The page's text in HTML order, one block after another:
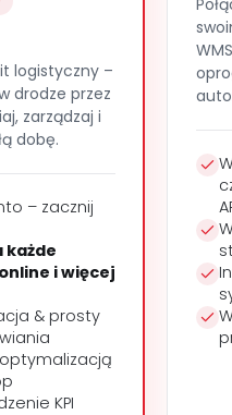
logistyczny –
drodze przez
zarządzaj i
dobę.
– zacznij
każde
i więcej
& prosty
KPI